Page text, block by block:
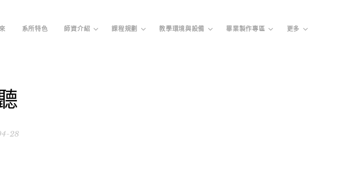
系所特色 師資介紹 課程規劃 教學環境與設備 畢業製作專區 更多
28